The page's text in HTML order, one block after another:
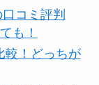
コミ評判
も！
較！どっちが